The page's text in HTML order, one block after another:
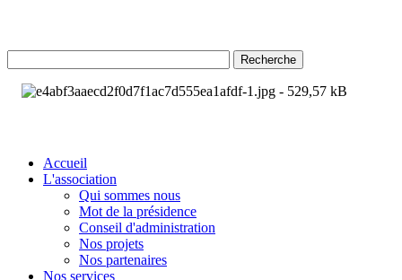
Recherche
Accueil
L'association
Qui sommes nous
Mot de la présidence
Conseil d'administration
Nos projets
Nos partenaires
Nos services